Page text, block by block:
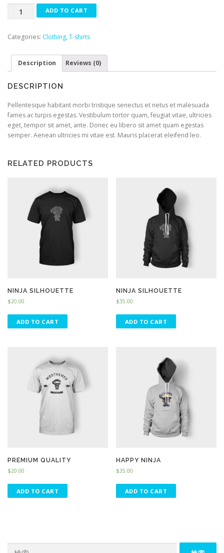
ADD TO CART
Categories: Clothing, T-shirts
Description Reviews (0)
DESCRIPTION
Pellentesque habitant morbi tristique senectus et netus et malesuada
fames ac turpis egestas. Vestibulum tortor quam, feugiat vitae, ultricies
eget, tempor sit amet, ante. Donec eu libero sit amet quam egestas
semper. Aenean ultricies mi vitae est. Mauris placerat eleifend leo.
RELATED PRODUCTS
NINJA SILHOUETTE
$20.00
ADD TO CART
NINJA SILHOUETTE
$35.00
ADD TO CART
PREMIUM QUALITY
$20.00
ADD TO CART
HAPPY NINJA
$35.00
ADD TO CART